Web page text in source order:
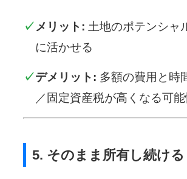
メリット: 土地のポテンシャ
に活かせる
デメリット: 多額の費用と時
／固定資産税が高くなる可
5. そのまま所有し続ける